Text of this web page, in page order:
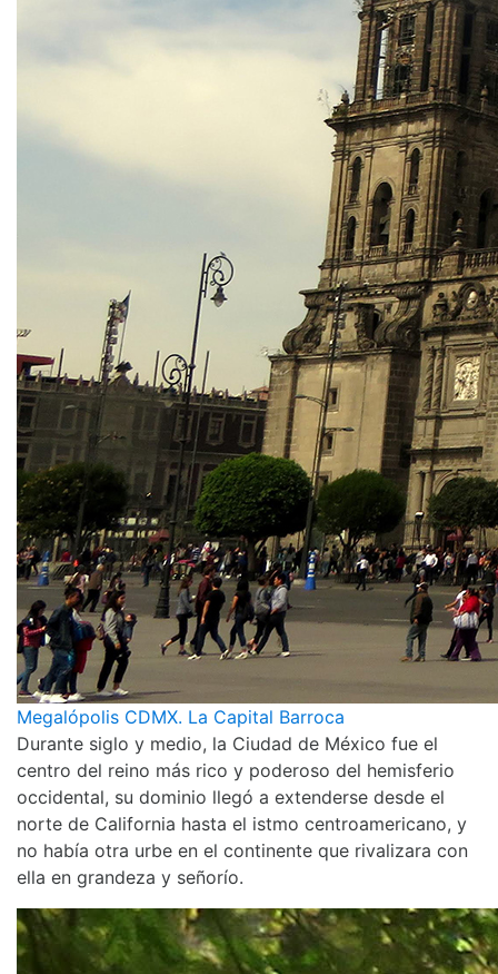
Megalópolis CDMX. La Capital Barroca
Durante siglo y medio, la Ciudad de México fue el
centro del reino más rico y poderoso del hemisferio
occidental, su dominio llegó a extenderse desde el
norte de California hasta el istmo centroamericano, y
no había otra urbe en el continente que rivalizara con
ella en grandeza y señorío.